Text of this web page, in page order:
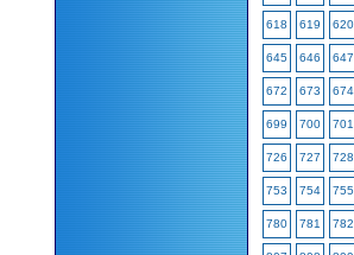
618 619 620
645 646 647
672 673 674
699 700 701
726 727 728
753 754 755
780 781 782